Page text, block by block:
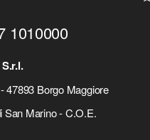
1010000
47893 Borgo Maggiore
San Marino - C.O.E.